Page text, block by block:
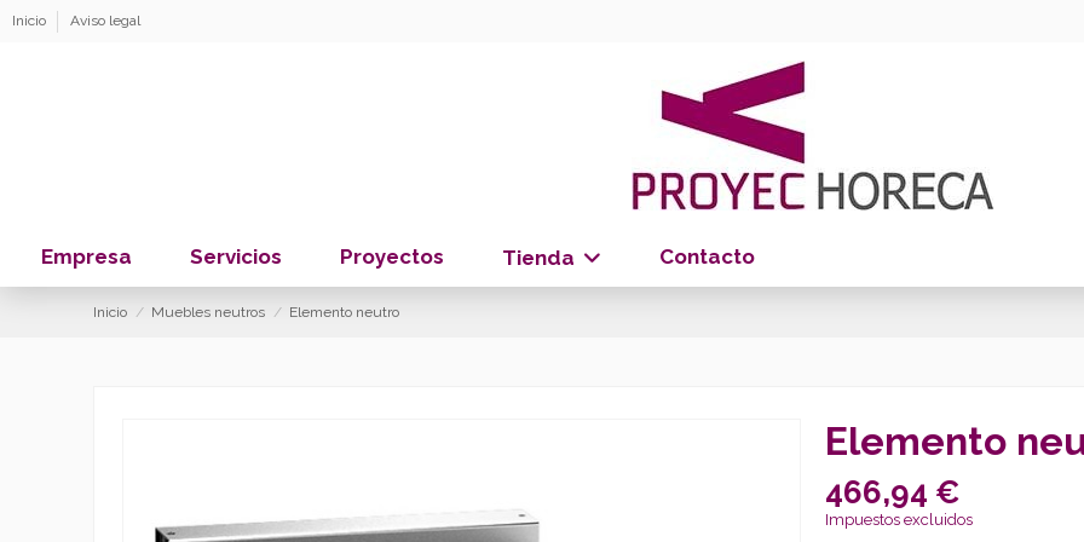
Inicio Aviso legal
Empresa Servicios Proyectos Tienda Contacto
Inicio Muebles neutros Elemento neutro
Elemento
466,94 €
Impuestos excluidos